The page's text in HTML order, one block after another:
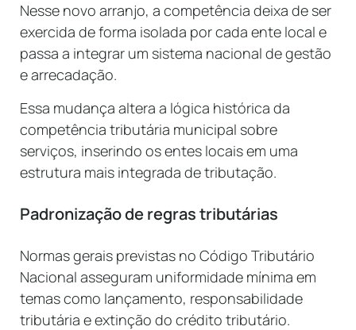
Nesse novo arranjo, a competência deixa de ser
exercida de forma isolada por cada ente local e
passa a integrar um sistema nacional de gestão
e arrecadação.
Essa mudança altera a lógica histórica da
competência tributária municipal sobre
serviços, inserindo os entes locais em uma
estrutura mais integrada de tributação.
Padronização de regras tributárias
Normas gerais previstas no Código Tributário
Nacional asseguram uniformidade mínima em
temas como lançamento, responsabilidade
tributária e extinção do crédito tributário.